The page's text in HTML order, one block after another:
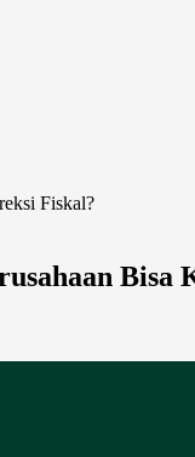
Fiskal?
Bisa